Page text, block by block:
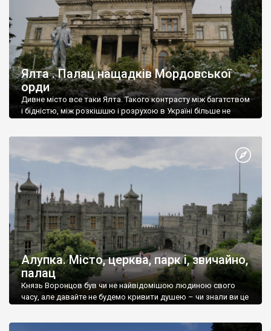
Ялта . Палац нащадків Мордовської
орди
Дивне місто все таки Ялта. Такого контрасту між багатством
і бідністю, між розкішшю і розрухою в Україні більше не
Алупка. Місто, церква, парк і, звичайно,
палац
Князь Воронцов був чи не найвідомішою людиною свого
часу, але давайте не будемо кривити душею – чи знали ви це